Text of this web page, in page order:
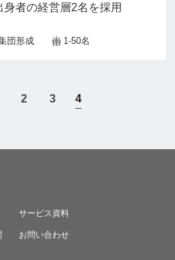
者の経営層2名を採用
団形成 1-50名
2 3 4
サービス資料
お問い合わせ